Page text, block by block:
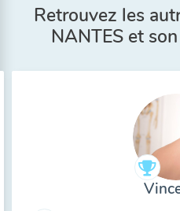
Retrouvez les
NANTES et